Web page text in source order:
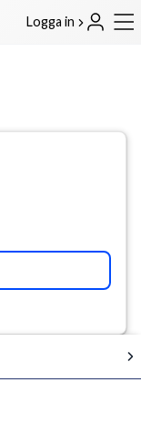
Logga in